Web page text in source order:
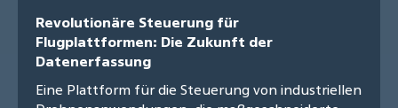
Revolutionäre Steuerung für
Flugplattformen: Die Zukunft der
Datenerfassung
Eine Plattform für die Steuerung von industriellen